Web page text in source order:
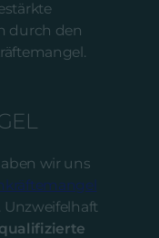
durch den
wir uns
Unzweifelhaft
qualifizierte